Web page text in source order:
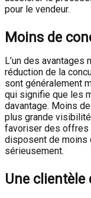
pour le vendeur.
Moins de
L’un des avantages
réduction de la
sont généralement
qui signifie que les
davantage. Moins
plus grande
favoriser des offres
disposent de moins
sérieusement.
Une